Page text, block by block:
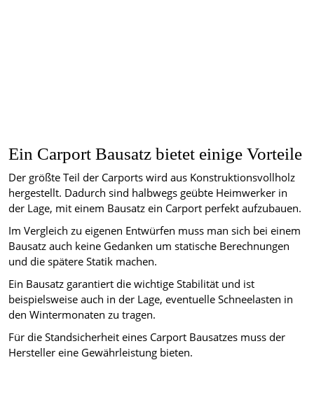
Ein Carport Bausatz bietet einige Vorteile
Der größte Teil der Carports wird aus Konstruktionsvollholz
hergestellt. Dadurch sind halbwegs geübte Heimwerker in
der Lage, mit einem Bausatz ein Carport perfekt aufzubauen.
Im Vergleich zu eigenen Entwürfen muss man sich bei einem
Bausatz auch keine Gedanken um statische Berechnungen
und die spätere Statik machen.
Ein Bausatz garantiert die wichtige Stabilität und ist
beispielsweise auch in der Lage, eventuelle Schneelasten in
den Wintermonaten zu tragen.
Für die Standsicherheit eines Carport Bausatzes muss der
Hersteller eine Gewährleistung bieten.